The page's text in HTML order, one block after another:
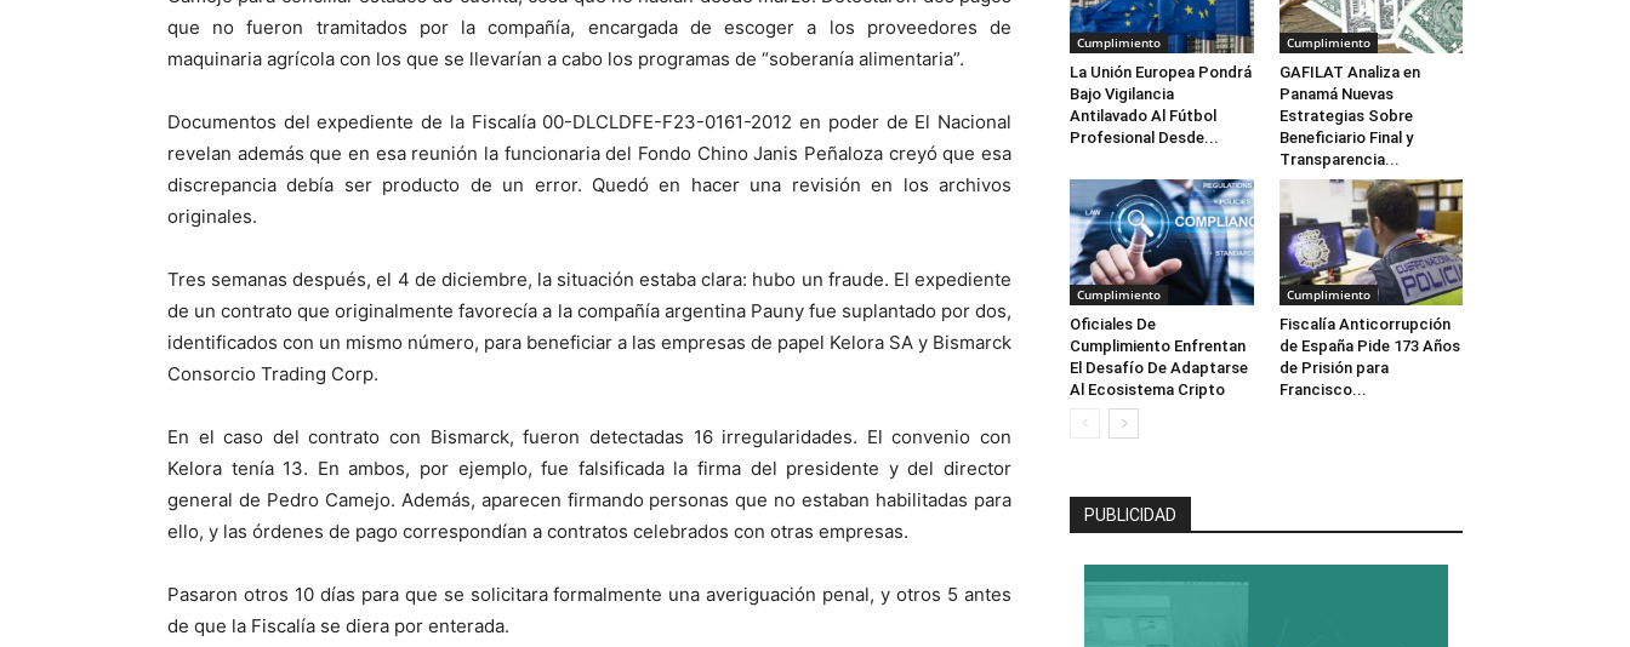
que no fueron tramitados por la compañía, encargada de escoger a los proveedores de
maquinaria agrícola con los que se llevarían a cabo los programas de “soberanía alimentaria”.
Documentos del expediente de la Fiscalía 00-DLCLDFE-F23-0161-2012 en poder de El Nacional
revelan además que en esa reunión la funcionaria del Fondo Chino Janis Peñaloza creyó que esa
discrepancia debía ser producto de un error. Quedó en hacer una revisión en los archivos
originales.
Tres semanas después, el 4 de diciembre, la situación estaba clara: hubo un fraude. El expediente
de un contrato que originalmente favorecía a la compañía argentina Pauny fue suplantado por dos,
identificados con un mismo número, para beneficiar a las empresas de papel Kelora SA y Bismarck
Consorcio Trading Corp.
En el caso del contrato con Bismarck, fueron detectadas 16 irregularidades. El convenio con
Kelora tenía 13. En ambos, por ejemplo, fue falsificada la firma del presidente y del director
general de Pedro Camejo. Además, aparecen firmando personas que no estaban habilitadas para
ello, y las órdenes de pago correspondían a contratos celebrados con otras empresas.
Pasaron otros 10 días para que se solicitara formalmente una averiguación penal, y otros 5 antes
de que la Fiscalía se diera por enterada.
Cumplimiento
La Unión Europea Pondrá
Bajo Vigilancia
Antilavado Al Fútbol
Profesional Desde...
Cumplimiento
GAFILAT Analiza en
Panamá Nuevas
Estrategias Sobre
Beneficiario Final y
Transparencia...
Cumplimiento
Oficiales De
Cumplimiento Enfrentan
El Desafío De Adaptarse
Al Ecosistema Cripto
Cumplimiento
Fiscalía Anticorrupción
de España Pide 173 Años
de Prisión para
Francisco...
PUBLICIDAD